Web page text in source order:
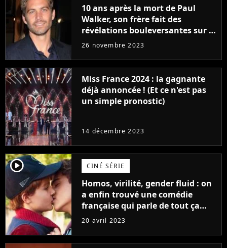
10 ans après la mort de Paul
Walker, son frère fait des
révélations bouleversantes sur la
réaction des acteurs de Fast and
26 novembre 2023
Miss France 2024 : la gagnante
déjà annoncée ! (Et ce n'est pas
un simple pronostic)
14 décembre 2023
player2 CINÉ SÉRIE
Homos, virilité, gender fluid : on
a enfin trouvé une comédie
française qui parle de tout ça
sans être super ringarde
20 avril 2023